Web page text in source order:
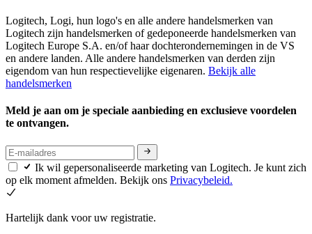
Logitech, Logi, hun logo's en alle andere handelsmerken van
Logitech zijn handelsmerken of gedeponeerde handelsmerken van
Logitech Europe S.A. en/of haar dochterondernemingen in de VS
en andere landen. Alle andere handelsmerken van derden zijn
eigendom van hun respectievelijke eigenaren. Bekijk alle
handelsmerken
Meld je aan om je speciale aanbieding en exclusieve voordelen
te ontvangen.
Ik wil gepersonaliseerde marketing van Logitech. Je kunt zich
op elk moment afmelden. Bekijk ons Privacybeleid.
Hartelijk dank voor uw registratie.